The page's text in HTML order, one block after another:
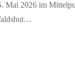
Mai 2026 im